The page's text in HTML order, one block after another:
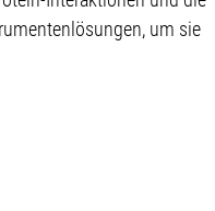
um sie